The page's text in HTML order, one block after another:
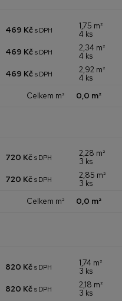
469 Kč s DPH
1,75 m²
4 ks
469 Kč s DPH
2,34 m²
4 ks
469 Kč s DPH
2,92 m²
4 ks
Celkem m² 0,0 m²
720 Kč s DPH
2,28 m²
3 ks
720 Kč s DPH
2,85 m²
3 ks
Celkem m² 0,0 m²
820 Kč s DPH
1,74 m²
3 ks
820 Kč s DPH
2,18 m²
3 ks